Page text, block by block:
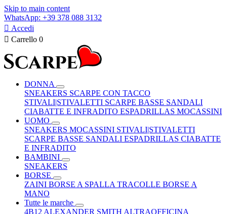
Skip to main content
WhatsApp: +39 378 088 3132
 Accedi
 Carrello 0
DONNA
SNEAKERS SCARPE CON TACCO
STIVALI|STIVALETTI SCARPE BASSE SANDALI
CIABATTE E INFRADITO ESPADRILLAS MOCASSINI
UOMO
SNEAKERS MOCASSINI STIVALI|STIVALETTI
SCARPE BASSE SANDALI ESPADRILLAS CIABATTE
E INFRADITO
BAMBINI
SNEAKERS
BORSE
ZAINI BORSE A SPALLA TRACOLLE BORSE A
MANO
Tutte le marche
4B12 ALEXANDER SMITH ALTRAOFFICINA